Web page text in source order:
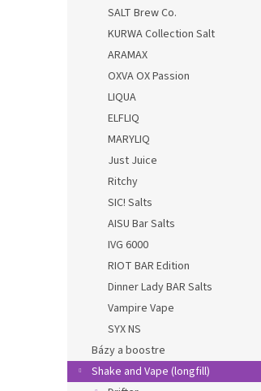
SALT Brew Co.
KURWA Collection Salt
ARAMAX
OXVA OX Passion
LIQUA
ELFLIQ
MARYLIQ
Just Juice
Ritchy
SIC! Salts
AISU Bar Salts
IVG 6000
RIOT BAR Edition
Dinner Lady BAR Salts
Vampire Vape
SYX NS
Bázy a boostre
Shake and Vape (longfill)